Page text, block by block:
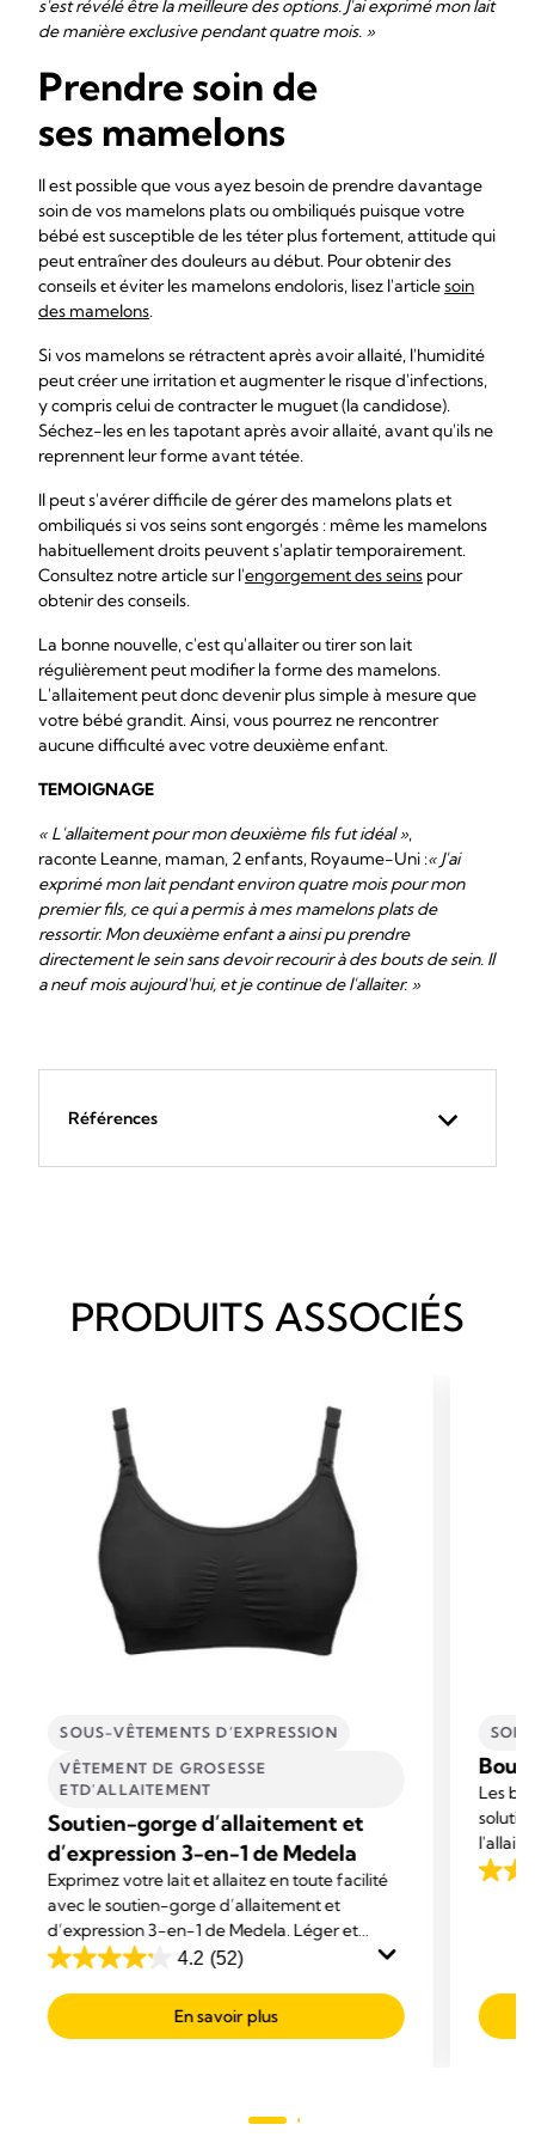
s'est révélé être la meilleure des options. J'ai exprimé mon lait
de manière exclusive pendant quatre mois. »
Prendre soin de
ses mamelons
Il est possible que vous ayez besoin de prendre davantage
soin de vos mamelons plats ou ombiliqués puisque votre
bébé est susceptible de les téter plus fortement, attitude qui
peut entraîner des douleurs au début. Pour obtenir des
conseils et éviter les mamelons endoloris, lisez l'articlesoin
des mamelons.
Si vos mamelons se rétractent après avoir allaité, l'humidité
peut créer une irritation et augmenter le risque d'infections,
y compris celui de contracter le muguet (la candidose).
Séchez-les en les tapotant après avoir allaité, avant qu'ils ne
reprennent leur forme avant tétée.
Il peut s'avérer difficile de gérer des mamelons plats et
ombiliqués si vos seins sont engorgés : même les mamelons
habituellement droits peuvent s'aplatir temporairement.
Consultez notre article sur l'engorgement des seins pour
obtenir des conseils.
La bonne nouvelle, c'est qu'allaiter ou tirer son lait
régulièrement peut modifier la forme des mamelons.
L'allaitement peut donc devenir plus simple à mesure que
votre bébé grandit. Ainsi, vous pourrez ne rencontrer
aucune difficulté avec votre deuxième enfant.
TEMOIGNAGE
« L'allaitement pour mon deuxième fils fut idéal »,
raconte Leanne, maman, 2 enfants, Royaume-Uni :« J'ai
exprimé mon lait pendant environ quatre mois pour mon
premier fils, ce qui a permis à mes mamelons plats de
ressortir. Mon deuxième enfant a ainsi pu prendre
directement le sein sans devoir recourir à des bouts de sein. Il
a neuf mois aujourd'hui, et je continue de l'allaiter. »
Références
PRODUITS ASSOCIÉS
SOUS-VÊTEMENTS D’EXPRESSION
VÊTEMENT DE GROSESSE
ETD'ALLAITEMENT
Soutien-gorge d’allaitement et
d’expression 3-en-1 de Medela
Exprimez votre lait et allaitez en toute facilité
avec le soutien-gorge d’allaitement et
d’expression 3-en-1 de Medela. Léger et
respirant pour un confort incomparable, il offre
dans le soutien-gorge.
4.2 (52)
4.2
out
of
En savoir plus
SOIN
Les
ou
4.5
stars.
595